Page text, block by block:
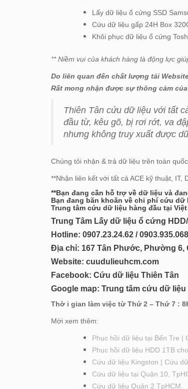
Lấy dữ liệu ổ cứng SSD
Cứu dữ liệu gấp 24H Box
Khôi phục dữ liệu ổ cứng
** Niềm vui của khách hàng là động lực
Do liên quan đến chất lượng tải
Rất mong nhận được sự thông cảm
Thiên Tân cứu dữ liệu với tất
đầu từ, kêu gõ, bị rơi rớt, va
nhưng không truy xuất được
Chúng tôi nhận & trả dữ liệu trên toàn
**Nhận liên kết với tất cả ACE kỹ thuật,
**Bạn đang cần hỗ trợ về dữ liệu và
Bạn đang băn khoăn về chi phí cứu
Trung tâm cứu dữ liệu hàng đầu tại Việt
Trung Tâm Lấy dữ liệu ổ cứng
Hotline: 0907.23.24.62 / 0903.935.068
Địa chỉ: 167 Tân Phước, Phường 6,
Website: cuudulieuhcm.com
Facebook: Cứu dữ liệu Thiên Tân
Google map: Trung tâm cứu dữ liệu
Thờ i gian làm việc từ Thứ 2 – Thứ 7 :
Mời xem thêm:
Phục hồi dữ liệu tại Bến Tre |
Phục hồi dữ liệu HDD 1TB
Cứu dữ liệu Kingston | Cứu
Cứu dữ liệu tại Quận 10,
Cứu dữ liệu Quận 2 TpHCM.